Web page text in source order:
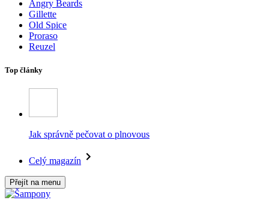
Angry Beards
Gillette
Old Spice
Proraso
Reuzel
Top články
Jak správně pečovat o plnovous
Celý magazín
Přejít na menu